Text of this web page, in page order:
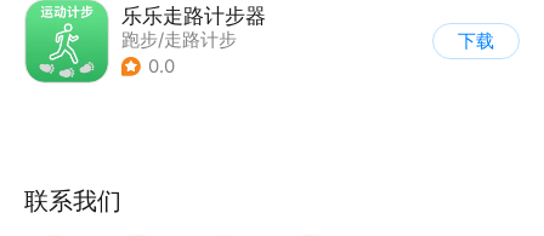
乐乐走路计步器
跑步/走路计步
0.0
下载
联系我们